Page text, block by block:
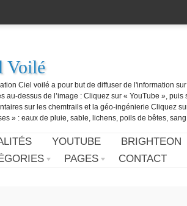
Voilé
Ciel voilé a pour but de diffuser de l'information
au-dessus de l’image : Cliquez sur « YouTube »,
sur les chemtrails et la géo-ingénierie Cliquez
» : eaux de pluie, sable, lichens, poils de bêtes,
YOUTUBE BRIGHTEON
PAGES CONTACT